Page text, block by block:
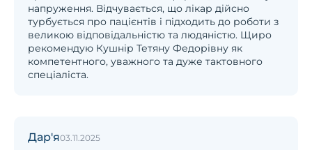
напруження. Відчувається, що лікар дійсно
турбується про пацієнтів і підходить до роботи з
великою відповідальністю та людяністю. Щиро
рекомендую Кушнір Тетяну Федорівну як
компетентного, уважного та дуже тактовного
спеціаліста.
Дар'я03.11.2025